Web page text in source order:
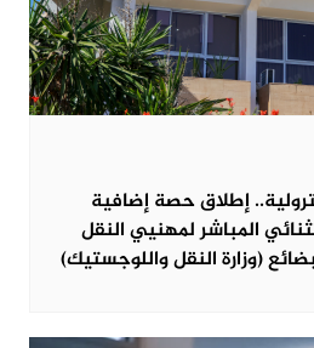
إطلاق حصة إضافية
المباشر لمهنيي النقل
(وزارة النقل واللوجستيك)